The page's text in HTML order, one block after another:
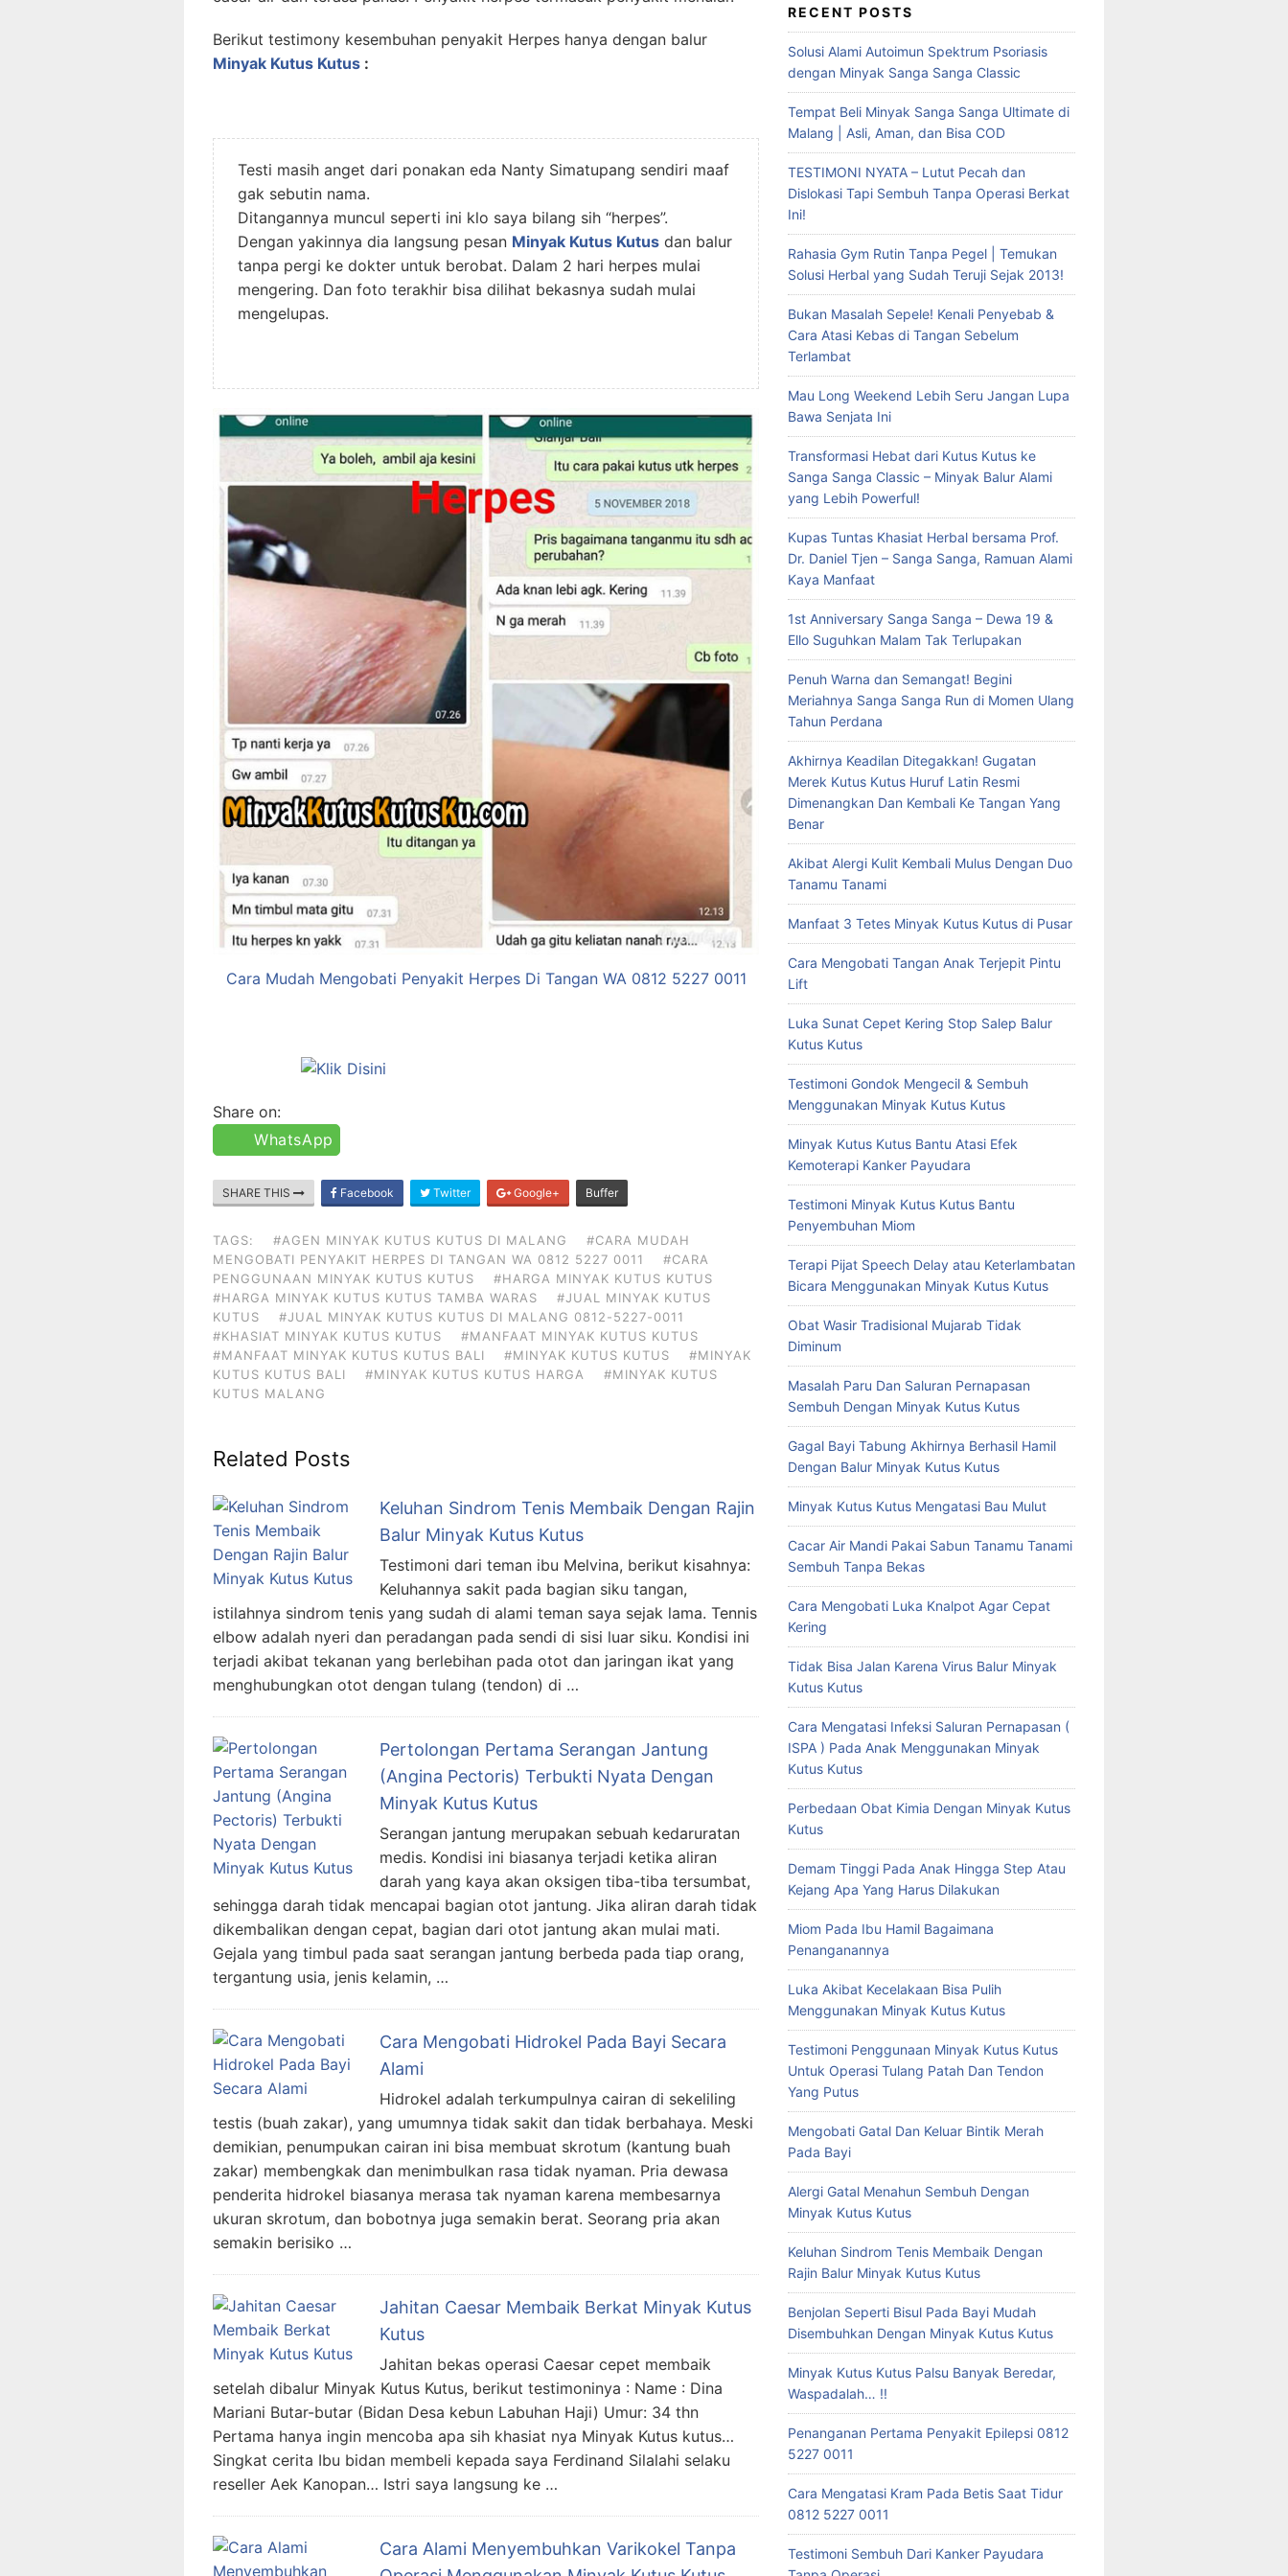
Berikut testimony kesembuhan penyakit Herpes hanya dengan balur
Minyak Kutus Kutus :
Testi masih anget dari ponakan eda Nanty Simatupang sendiri maaf
gak sebutin nama.
Ditangannya muncul seperti ini klo saya bilang sih “herpes”.
Dengan yakinnya dia langsung pesan Minyak Kutus Kutus dan balur
tanpa pergi ke dokter untuk berobat. Dalam 2 hari herpes mulai
mengering. Dan foto terakhir bisa dilihat bekasnya sudah mulai
mengelupas.
Cara Mudah Mengobati Penyakit Herpes Di Tangan WA 0812 5227 0011
Share on:
WhatsApp
SHARE THIS Facebook Twitter Google+ Buffer
TAGS: #AGEN MINYAK KUTUS KUTUS DI MALANG
#CARA MUDAH
MENGOBATI PENYAKIT HERPES DI TANGAN WA 0812 5227 0011
#CARA
PENGGUNAAN MINYAK KUTUS KUTUS
#HARGA MINYAK KUTUS KUTUS
#HARGA MINYAK KUTUS KUTUS TAMBA WARAS
#JUAL MINYAK KUTUS
KUTUS
#JUAL MINYAK KUTUS KUTUS DI MALANG 0812-5227-0011
#KHASIAT MINYAK KUTUS KUTUS
#MANFAAT MINYAK KUTUS KUTUS
#MANFAAT MINYAK KUTUS KUTUS BALI
#MINYAK KUTUS KUTUS
#MINYAK
KUTUS KUTUS BALI
#MINYAK KUTUS KUTUS HARGA
#MINYAK KUTUS
KUTUS MALANG
Related Posts
Keluhan Sindrom Tenis Membaik Dengan Rajin
Balur Minyak Kutus Kutus
Testimoni dari teman ibu Melvina, berikut kisahnya:
Keluhannya sakit pada bagian siku tangan,
istilahnya sindrom tenis yang sudah di alami teman saya sejak lama. Tennis
elbow adalah nyeri dan peradangan pada sendi di sisi luar siku. Kondisi ini
terjadi akibat tekanan yang berlebihan pada otot dan jaringan ikat yang
menghubungkan otot dengan tulang (tendon) di …
Pertolongan Pertama Serangan Jantung
(Angina Pectoris) Terbukti Nyata Dengan
Minyak Kutus Kutus
Serangan jantung merupakan sebuah kedaruratan
medis. Kondisi ini biasanya terjadi ketika aliran
darah yang kaya akan oksigen tiba-tiba tersumbat,
sehingga darah tidak mencapai bagian otot jantung. Jika aliran darah tidak
dikembalikan dengan cepat, bagian dari otot jantung akan mulai mati.
Gejala yang timbul pada saat serangan jantung berbeda pada tiap orang,
tergantung usia, jenis kelamin, …
Cara Mengobati Hidrokel Pada Bayi Secara
Alami
Hidrokel adalah terkumpulnya cairan di sekeliling
testis (buah zakar), yang umumnya tidak sakit dan tidak berbahaya. Meski
demikian, penumpukan cairan ini bisa membuat skrotum (kantung buah
zakar) membengkak dan menimbulkan rasa tidak nyaman. Pria dewasa
penderita hidrokel biasanya merasa tak nyaman karena membesarnya
ukuran skrotum, dan bobotnya juga semakin berat. Seorang pria akan
semakin berisiko …
Jahitan Caesar Membaik Berkat Minyak Kutus
Kutus
Jahitan bekas operasi Caesar cepet membaik
setelah dibalur Minyak Kutus Kutus, berikut testimoninya : Name : Dina
Mariani Butar-butar (Bidan Desa kebun Labuhan Haji) Umur: 34 thn
Pertama hanya ingin mencoba apa sih khasiat nya Minyak Kutus kutus…
Singkat cerita Ibu bidan membeli kepada saya Ferdinand Silalahi selaku
reseller Aek Kanopan… Istri saya langsung ke …
Cara Alami Menyembuhkan Varikokel Tanpa
RECENT POSTS
Solusi Alami Autoimun Spektrum Psoriasis
dengan Minyak Sanga Sanga Classic
Tempat Beli Minyak Sanga Sanga Ultimate di
Malang | Asli, Aman, dan Bisa COD
TESTIMONI NYATA – Lutut Pecah dan
Dislokasi Tapi Sembuh Tanpa Operasi Berkat
Ini!
Rahasia Gym Rutin Tanpa Pegel | Temukan
Solusi Herbal yang Sudah Teruji Sejak 2013!
Bukan Masalah Sepele! Kenali Penyebab &
Cara Atasi Kebas di Tangan Sebelum
Terlambat
Mau Long Weekend Lebih Seru Jangan Lupa
Bawa Senjata Ini
Transformasi Hebat dari Kutus Kutus ke
Sanga Sanga Classic – Minyak Balur Alami
yang Lebih Powerful!
Kupas Tuntas Khasiat Herbal bersama Prof.
Dr. Daniel Tjen – Sanga Sanga, Ramuan Alami
Kaya Manfaat
1st Anniversary Sanga Sanga – Dewa 19 &
Ello Suguhkan Malam Tak Terlupakan
Penuh Warna dan Semangat! Begini
Meriahnya Sanga Sanga Run di Momen Ulang
Tahun Perdana
Akhirnya Keadilan Ditegakkan! Gugatan
Merek Kutus Kutus Huruf Latin Resmi
Dimenangkan Dan Kembali Ke Tangan Yang
Benar
Akibat Alergi Kulit Kembali Mulus Dengan Duo
Tanamu Tanami
Manfaat 3 Tetes Minyak Kutus Kutus di Pusar
Cara Mengobati Tangan Anak Terjepit Pintu
Lift
Luka Sunat Cepet Kering Stop Salep Balur
Kutus Kutus
Testimoni Gondok Mengecil & Sembuh
Menggunakan Minyak Kutus Kutus
Minyak Kutus Kutus Bantu Atasi Efek
Kemoterapi Kanker Payudara
Testimoni Minyak Kutus Kutus Bantu
Penyembuhan Miom
Terapi Pijat Speech Delay atau Keterlambatan
Bicara Menggunakan Minyak Kutus Kutus
Obat Wasir Tradisional Mujarab Tidak
Diminum
Masalah Paru Dan Saluran Pernapasan
Sembuh Dengan Minyak Kutus Kutus
Gagal Bayi Tabung Akhirnya Berhasil Hamil
Dengan Balur Minyak Kutus Kutus
Minyak Kutus Kutus Mengatasi Bau Mulut
Cacar Air Mandi Pakai Sabun Tanamu Tanami
Sembuh Tanpa Bekas
Cara Mengobati Luka Knalpot Agar Cepat
Kering
Tidak Bisa Jalan Karena Virus Balur Minyak
Kutus Kutus
Cara Mengatasi Infeksi Saluran Pernapasan (
ISPA ) Pada Anak Menggunakan Minyak
Kutus Kutus
Perbedaan Obat Kimia Dengan Minyak Kutus
Kutus
Demam Tinggi Pada Anak Hingga Step Atau
Kejang Apa Yang Harus Dilakukan
Miom Pada Ibu Hamil Bagaimana
Penanganannya
Luka Akibat Kecelakaan Bisa Pulih
Menggunakan Minyak Kutus Kutus
Testimoni Penggunaan Minyak Kutus Kutus
Untuk Operasi Tulang Patah Dan Tendon
Yang Putus
Mengobati Gatal Dan Keluar Bintik Merah
Pada Bayi
Alergi Gatal Menahun Sembuh Dengan
Minyak Kutus Kutus
Keluhan Sindrom Tenis Membaik Dengan
Rajin Balur Minyak Kutus Kutus
Benjolan Seperti Bisul Pada Bayi Mudah
Disembuhkan Dengan Minyak Kutus Kutus
Minyak Kutus Kutus Palsu Banyak Beredar,
Waspadalah… !!
Penanganan Pertama Penyakit Epilepsi 0812
5227 0011
Cara Mengatasi Kram Pada Betis Saat Tidur
0812 5227 0011
Testimoni Sembuh Dari Kanker Payudara